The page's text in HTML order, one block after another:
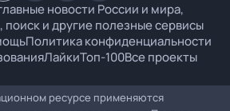
новости России и мира,
поиск и другие полезные сервисы
Политика конфиденциальности
ЛайкиТоп-100Все проекты
ресурсе применяются